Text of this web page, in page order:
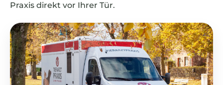
Praxis direkt vor Ihrer Tür.